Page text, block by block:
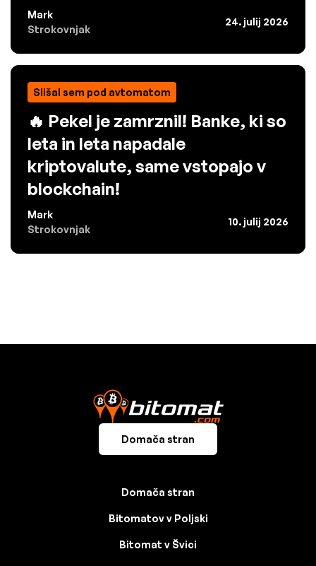
Mark
Strokovnjak
24. julij 2026
Slišal sem pod avtomatom
🔥 Pekel je zamrznil! Banke, ki so
leta in leta napadale
kriptovalute, same vstopajo v
blockchain!
Mark
Strokovnjak
10. julij 2026
Domača stran
Domača stran
Bitomatov v Poljski
Bitomat v Švici